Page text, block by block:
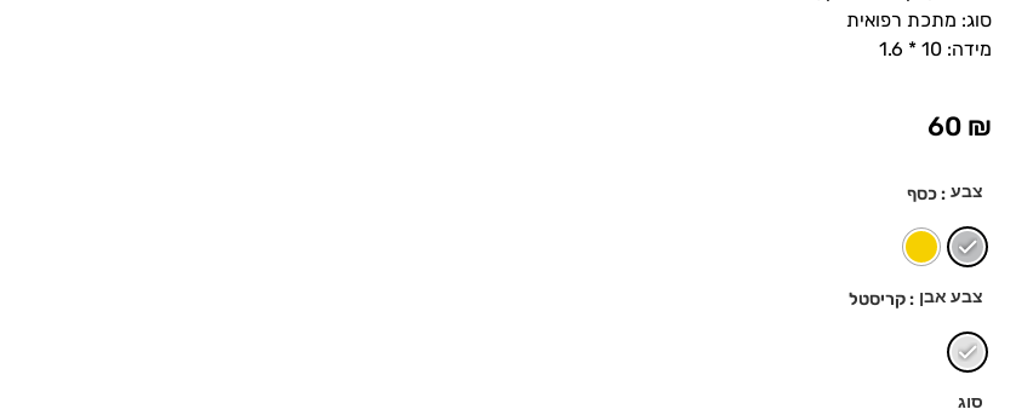
סוג: מתכת רפואית
מידה: 10 * 1.6
60 ₪
צבע : כסף
צבע אבן : קריסטל
סוג